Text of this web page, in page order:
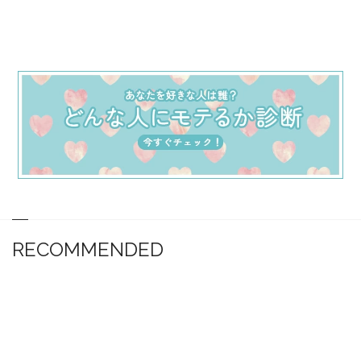
RECOMMENDED